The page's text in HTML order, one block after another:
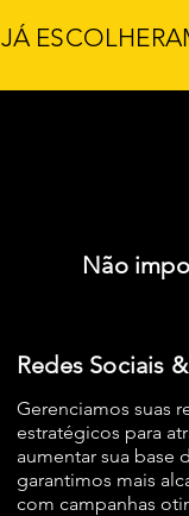
JÁ
Não
Redes Sociais
Gerenciamos suas
estratégicos para
aumentar sua base
garantimos mais
com campanhas